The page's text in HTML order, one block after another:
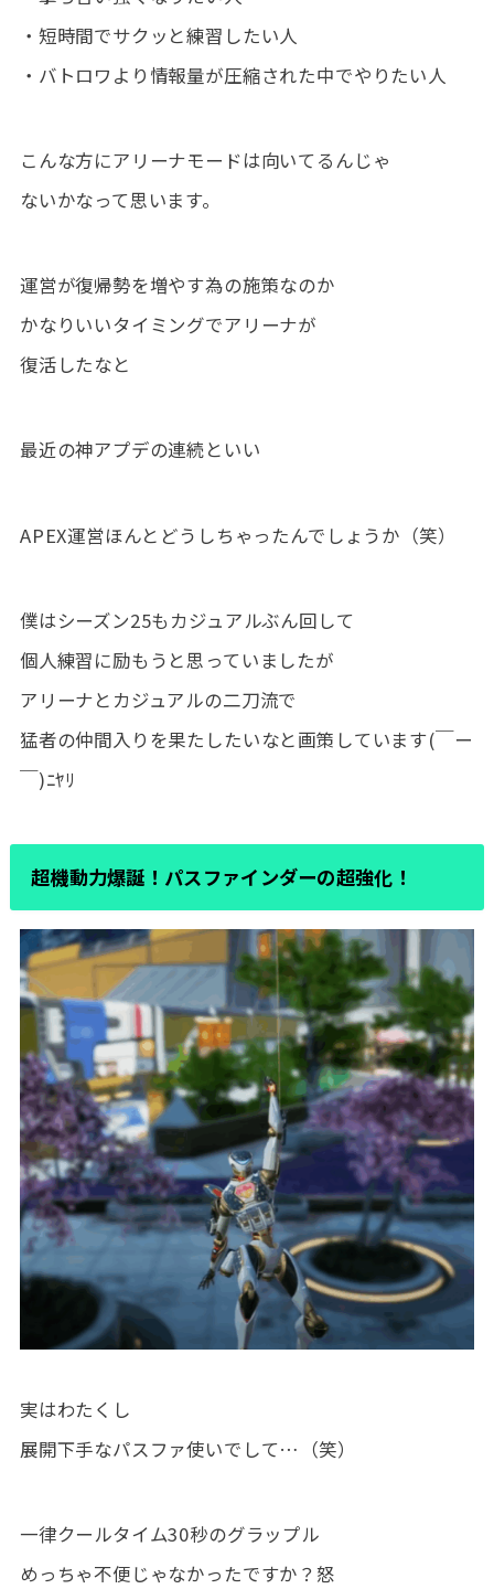
・短時間でサクッと練習したい人
・バトロワより情報量が圧縮された中でやりたい人
こんな方にアリーナモードは向いてるんじゃ
ないかなって思います。
運営が復帰勢を増やす為の施策なのか
かなりいいタイミングでアリーナが
復活したなと
最近の神アプデの連続といい
APEX運営ほんとどうしちゃったんでしょうか（笑）
僕はシーズン25もカジュアルぶん回して
個人練習に励もうと思っていましたが
アリーナとカジュアルの二刀流で
猛者の仲間入りを果たしたいなと画策しています(￣ー
￣)ﾆﾔﾘ
超機動力爆誕！パスファインダーの超強化！
実はわたくし
展開下手なパスファ使いでして…（笑）
一律クールタイム30秒のグラップル
めっちゃ不便じゃなかったですか？怒